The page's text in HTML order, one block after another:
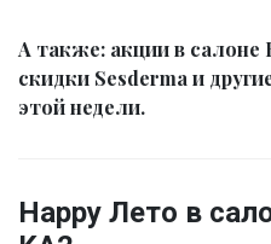
А также: акции в салоне
скидки Sesderma и
этой недели.
Happy Лето в